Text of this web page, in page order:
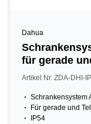
Dahua
für gerade
Artikel Nr. ZDA-DHI-
Schrankensystem
Für gerade und
IP54